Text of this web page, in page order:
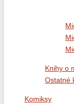
Knihy o
Ostatné
Komiksy